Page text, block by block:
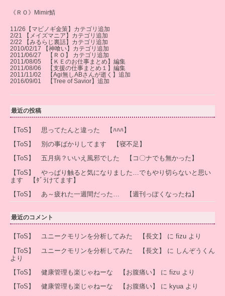
《ＲＯ》Mimir鯖
11/26【マビノギ金策】カテゴリ追加
2/21 【メイズマニア】カテゴリ追加
2/22 【みるらじ裏話】カテゴリ追加
2010/02/17 【神喰い】カテゴリ追加
2011/06/27 【ＲＯ】 カテゴリ追加
2011/08/05 【ＫＥのお仕事まとめ】編集
2011/08/06 【支援の仕事まとめ１】編集
2011/11/02 【Agi無しABさんが逝く】追加
2016/09/01 【Tree of Savior】追加
最近の投稿
【ToS】 思ってたんと違った 【ﾊﾊﾊ】
【ToS】 別の事ばかりしてます 【寝不足】
【ToS】 五月病？いいえ風邪でした 【コ〇ナでも無かった】
【ToS】 やっぱり触ると気になりました…でもやり切らないと思い
ます 【ﾀﾞﾗけてます】
【ToS】 あ～疲れた一週間だった… 【週刊っぽくなったね】
最近のコメント
【ToS】 ユニークモリンを分析してみた 【長文】 に fizu より
【ToS】 ユニークモリンを分析してみた 【長文】
に しんぞうくん
より
【ToS】 健康管理も楽じゃねーな 【お腹痛い】
に fizu より
【ToS】 健康管理も楽じゃねーな 【お腹痛い】
に kyuaより